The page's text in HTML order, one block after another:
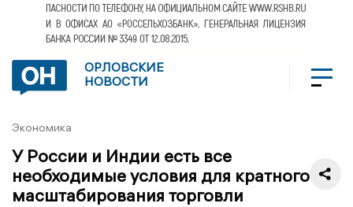
ОРЛОВСКИЕ
НОВОСТИ
Экономика
У России и Индии есть все
необходимые условия для кратного
масштабирования торговли